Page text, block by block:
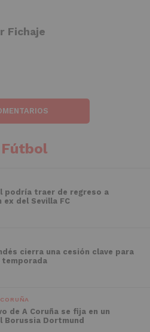
Fichaje
podría traer de regreso a
ex del Sevilla FC
cierra una cesión clave para
temporada
de A Coruña se fija en un
Borussia Dortmund